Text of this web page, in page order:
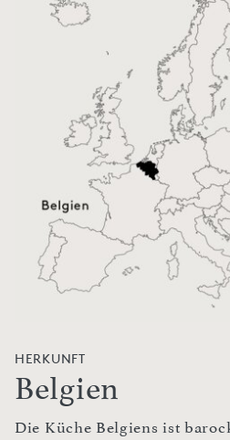
HERKUNFT
Belgien
Die Küche Belgiens ist